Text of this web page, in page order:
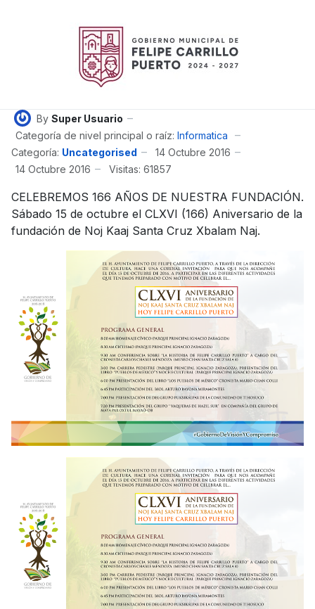
By Super Usuario
Categoría de nivel principal o raíz: Informatica
Categoría: Uncategorised
14 Octubre 2016
14 Octubre 2016
Visitas: 61857
CELEBREMOS 166 AÑOS DE NUESTRA FUNDACIÓN.
Sábado 15 de octubre el CLXVI (166) Aniversario de la
fundación de Noj Kaaj Santa Cruz Xbalam Naj.